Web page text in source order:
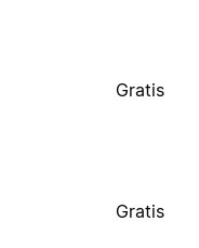
Gratis
Gratis